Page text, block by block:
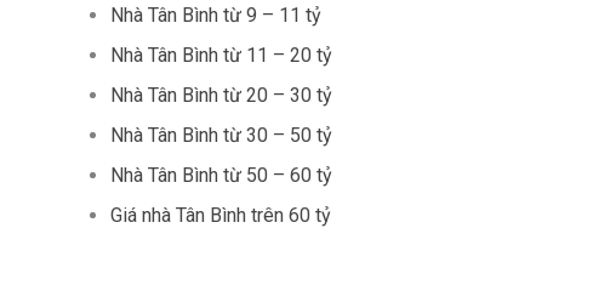
Nhà Tân Bình từ 9 – 11 tỷ
Nhà Tân Bình từ 11 – 20 tỷ
Nhà Tân Bình từ 20 – 30 tỷ
Nhà Tân Bình từ 30 – 50 tỷ
Nhà Tân Bình từ 50 – 60 tỷ
Giá nhà Tân Bình trên 60 tỷ